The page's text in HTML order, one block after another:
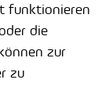
funktionieren
die
zur
zu